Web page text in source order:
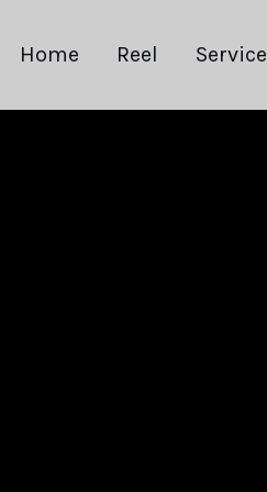
Home Reel Service